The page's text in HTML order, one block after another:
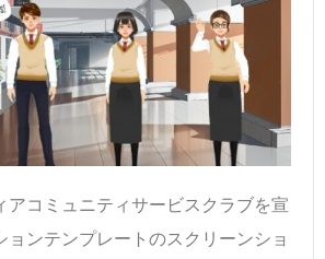
アコミュニティサービスクラブを宣
ョンテンプレートのスクリーンショ